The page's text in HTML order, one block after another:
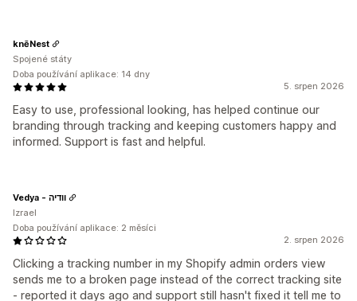
5. srpen 2026
Easy to use, professional looking, has helped continue our
branding through tracking and keeping customers happy and
informed. Support is fast and helpful.
knēNest
Spojené státy
Doba používání aplikace: 14 dny
2. srpen 2026
Clicking a tracking number in my Shopify admin orders view
sends me to a broken page instead of the correct tracking site
- reported it days ago and support still hasn't fixed it tell me to
Vedya - וודיה
Izrael
Doba používání aplikace: 2 měsíci